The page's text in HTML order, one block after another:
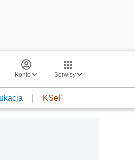
Konto Serwisy
KSeF